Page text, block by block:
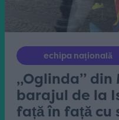
echipa națională
„Oglinda”
barajul de la
față în față